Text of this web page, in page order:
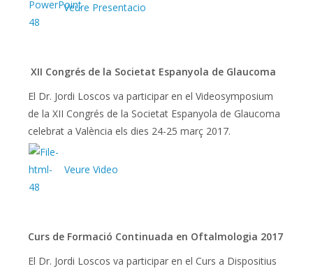
Veure Presentacio
XII Congrés de la Societat Espanyola de Glaucoma
El Dr. Jordi Loscos va participar en el Videosymposium
de la XII Congrés de la Societat Espanyola de Glaucoma
celebrat a València els dies 24-25 març 2017.
Veure Video
Curs de Formació Continuada en Oftalmologia 2017
El Dr. Jordi Loscos va participar en el Curs a Dispositius